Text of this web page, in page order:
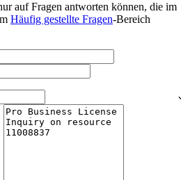
auf Fragen antworten können, die im
Häufig gestellte Fragen-Bereich